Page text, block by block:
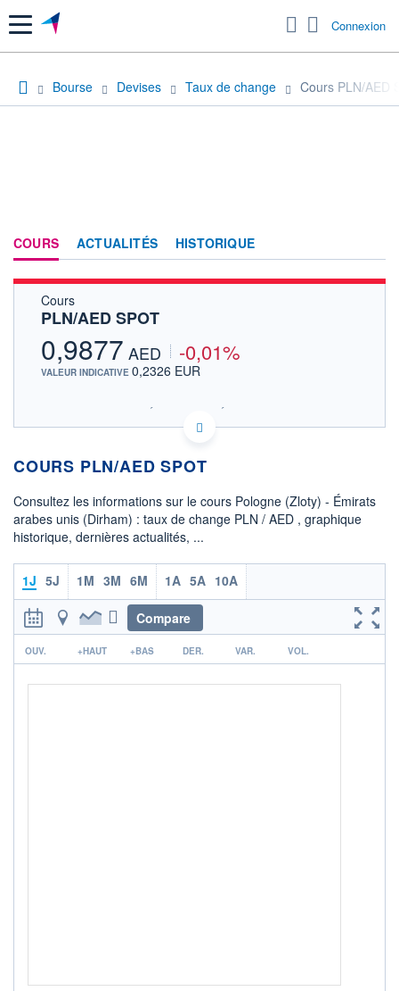
Menu Connexion
Bourse Devises Taux de change Cours PLN/AED
COURS ACTUALITÉS HISTORIQUE
Cours
PLN/AED SPOT
0,9877 AED -0,01%
VALEUR INDICATIVE 0,2326 EUR
SIX - FOREX 2 DONNÉES TEMPS RÉEL
Politique d'exécution
15h29
0,985
0,990
OUVERTURE
0,9878
CLÔTURE VEILLE
0,9878 0,9877
COTATION SPÉCIFIQUE
COURS PLN/AED SPOT
Consultez les informations sur le cours Pologne (Zloty) - Émirats
arabes unis (Dirham) : taux de change PLN / AED , graphique
historique, dernières actualités, ...
1J 5J 1M 3M 6M 1A 5A 10A
Compare
r
OUV. +HAUT +BAS DER. VAR. VOL.